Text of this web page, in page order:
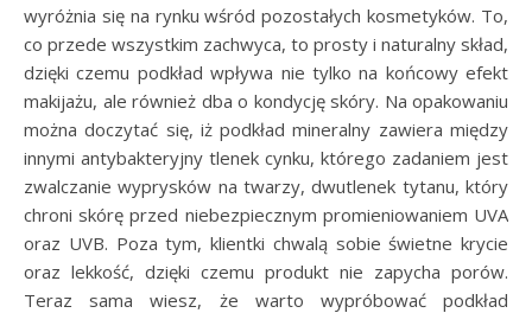
wyróżnia się na rynku wśród pozostałych kosmetyków. To,
co przede wszystkim zachwyca, to prosty i naturalny skład,
dzięki czemu podkład wpływa nie tylko na końcowy efekt
makijażu, ale również dba o kondycję skóry. Na opakowaniu
można doczytać się, iż podkład mineralny zawiera między
innymi antybakteryjny tlenek cynku, którego zadaniem jest
zwalczanie wyprysków na twarzy, dwutlenek tytanu, który
chroni skórę przed niebezpiecznym promieniowaniem UVA
oraz UVB. Poza tym, klientki chwalą sobie świetne krycie
oraz lekkość, dzięki czemu produkt nie zapycha porów.
Teraz sama wiesz, że warto wypróbować podkład